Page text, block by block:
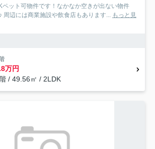
ペット可物件です！なかなか空きが出ない物件
周辺には商業施設や飲食店もあります... もっと見
万円
/ 49.56㎡ / 2LDK